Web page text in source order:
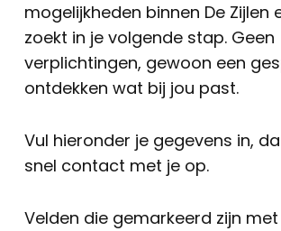
mogelijkheden binnen De Zijlen
zoekt in je volgende stap. Geen
verplichtingen, gewoon een
ontdekken wat bij jou past.
Vul hieronder je gegevens in,
snel contact met je op.
Velden die gemarkeerd zijn